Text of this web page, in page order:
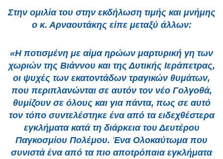
Στην ομιλία του στην εκδήλωση τιμής και μνήμης
ο κ. Αρναουτάκης είπε μεταξύ άλλων:
«Η ποτισμένη με αίμα ηρώων μαρτυρική γη των
χωριών της Βιάννου και της Δυτικής Ιεράπετρας,
οι ψυχές των εκατοντάδων τραγικών θυμάτων,
που περιπλανώνται σε αυτόν τον νέο Γολγοθά,
θυμίζουν σε όλους και για πάντα, πως σε αυτό
τον τόπο συντελέστηκε ένα από τα ειδεχθέστερα
εγκλήματα κατά τη διάρκεια του Δευτέρου
Παγκοσμίου Πολέμου. Ένα Ολοκαύτωμα που
συνιστά ένα από τα πιο αποτρόπαια εγκλήματα